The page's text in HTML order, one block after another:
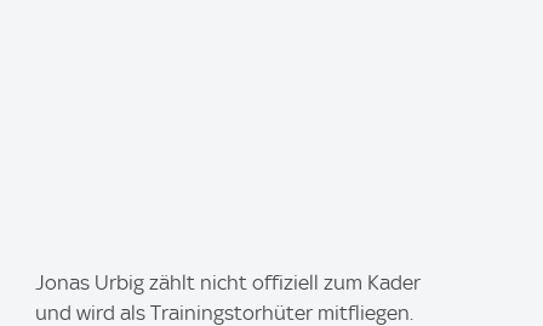
m
Jonas Urbig zählt nicht offiziell zum Kader
und wird als Trainingstorhüter mitfliegen.